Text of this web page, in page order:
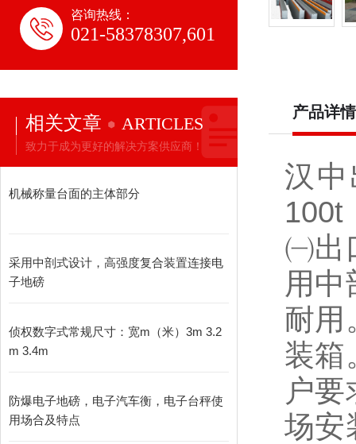
咨询热线：
021-58378307,601
相关文章 ARTICLES
致力于成为更好的解决方案供应商！
机械称量台面的主体部分
采用中剖式设计，高强度复合装置连接电
子地磅
侦权数字式常规尺寸：宽m（米）3m 3.2
m 3.4m
防爆电子地磅，电子汽车衡，电子台秤使
用场合及特点
产品详情
汉
100t
㈠出
用
耐用
装箱
户
场安